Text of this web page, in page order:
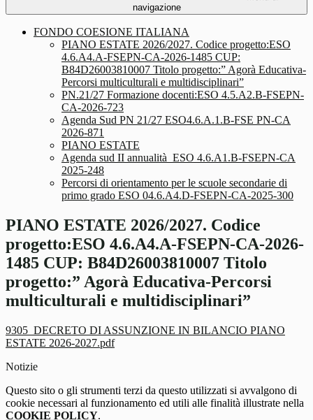
navigazione
FONDO COESIONE ITALIANA
PIANO ESTATE 2026/2027. Codice progetto:ESO
4.6.A4.A-FSEPN-CA-2026-1485 CUP:
B84D26003810007 Titolo progetto:” Agorà Educativa-
Percorsi multiculturali e multidisciplinari”
PN.21/27 Formazione docenti:ESO 4.5.A2.B-FSEPN-
CA-2026-723
Agenda Sud PN 21/27 ESO4.6.A.1.B-FSE PN-CA
2026-871
PIANO ESTATE
Agenda sud II annualità_ESO 4.6.A1.B-FSEPN-CA
2025-248
Percorsi di orientamento per le scuole secondarie di
primo grado ESO 04.6.A4.D-FSEPN-CA-2025-300
PIANO ESTATE 2026/2027. Codice
progetto:ESO 4.6.A4.A-FSEPN-CA-2026-
1485 CUP: B84D26003810007 Titolo
progetto:” Agorà Educativa-Percorsi
multiculturali e multidisciplinari”
9305_DECRETO DI ASSUNZIONE IN BILANCIO PIANO
ESTATE 2026-2027.pdf
Notizie
Questo sito o gli strumenti terzi da questo utilizzati si avvalgono di
cookie necessari al funzionamento ed utili alle finalità illustrate nella
COOKIE POLICY.